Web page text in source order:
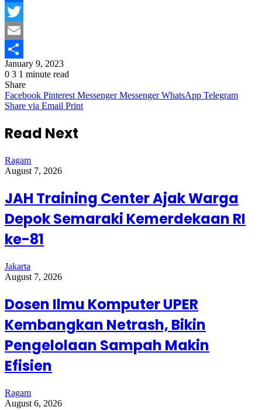
Facebook
Twitter
Email
Share
January 9, 2023
0 3 1 minute read
Share
Facebook Pinterest Messenger Messenger WhatsApp Telegram
Share via Email Print
Read Next
Ragam
August 7, 2026
JAH Training Center Ajak Warga
Depok Semaraki Kemerdekaan RI
ke-81
Jakarta
August 7, 2026
Dosen Ilmu Komputer UPER
Kembangkan Netrash, Bikin
Pengelolaan Sampah Makin
Efisien
Ragam
August 6, 2026